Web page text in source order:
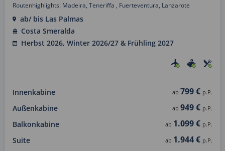
Routenhighlights: Madeira, Teneriffa , Fuerteventura, Lanzarote
ab/ bis Las Palmas
Costa Smeralda
Herbst 2026, Winter 2026/27 & Frühling 2027
Innenkabine ab 799 € p.P.
Außenkabine ab 949 € p.P.
Balkonkabine ab 1.099 € p.P.
Suite ab 1.944 € p.P.